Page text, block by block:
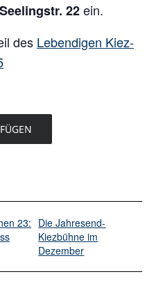
Seelingstr. 22ein.
des Lebendigen Kiez-
23: Die Jahresend-
Kiezbühne im
Dezember